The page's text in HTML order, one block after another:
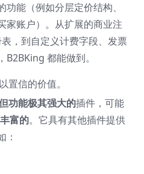
能（例如分层定价结构、
家账户）。从扩展的商业注
，到自定义计费字段、发票
都能做到。
置信的价值。
功能极其强大的插件，可能
富的。它具有其他插件提供
：